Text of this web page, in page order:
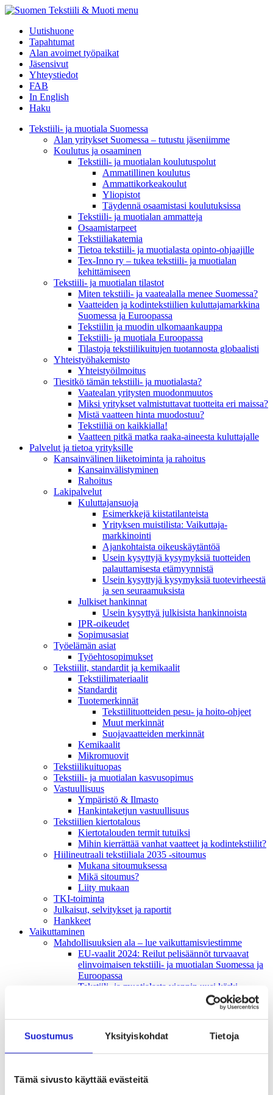
Suostumus Yksityiskohdat Tietoja
Tämä sivusto käyttää evästeitä
menu
Uutishuone
Tapahtumat
Alan avoimet työpaikat
Jäsensivut
Yhteystiedot
FAB
In English
Haku
Tekstiili- ja muotiala Suomessa
Alan yritykset Suomessa – tutustu jäseniimme
Koulutus ja osaaminen
Tekstiili- ja muotialan koulutuspolut
Ammatillinen koulutus
Ammattikorkeakoulut
Yliopistot
Täydennä osaamistasi koulutuksissa
Tekstiili- ja muotialan ammatteja
Osaamistarpeet
Tekstiiliakatemia
Tietoa tekstiili- ja muotialasta opinto-ohjaajille
Tex-Inno ry – tukea tekstiili- ja muotialan
kehittämiseen
Tekstiili- ja muotialan tilastot
Miten tekstiili- ja vaatealalla menee Suomessa?
Vaatteiden ja kodintekstiilien kuluttajamarkkina
Suomessa ja Euroopassa
Tekstiilin ja muodin ulkomaankauppa
Tekstiili- ja muotiala Euroopassa
Tilastoja tekstiilikuitujen tuotannosta globaalisti
Yhteistyö­hakemisto
Yhteistyöilmoitus
Tiesitkö tämän tekstiili- ja muotialasta?
Vaatealan yritysten muodonmuutos
Miksi yritykset valmistuttavat tuotteita eri maissa?
Mistä vaatteen hinta muodostuu?
Tekstiiliä on kaikkialla!
Vaatteen pitkä matka raaka-aineesta kuluttajalle
Palvelut ja tietoa yrityksille
Kansainvälinen liiketoiminta ja rahoitus
Kansain­välistyminen
Rahoitus
Lakipalvelut
Kuluttajansuoja
Esimerkkejä kiistatilanteista
Yrityksen muistilista: Vaikuttaja­
markkinointi
Ajankohtaista oikeuskäytäntöä
Usein kysyttyjä kysymyksiä tuotteiden
palauttamisesta etämyynnistä
Usein kysyttyjä kysymyksiä tuotevirheestä
ja sen seuraamuksista
Julkiset hankinnat
Usein kysyttyä julkisista hankinnoista
IPR-oikeudet
Sopimusasiat
Työelämän asiat
Työehto­sopimukset
Tekstiilit, standardit ja kemikaalit
Tekstiilimateriaalit
Standardit
Tuotemerkinnät
Tekstiilituotteiden pesu- ja hoito-ohjeet
Muut merkinnät
Suojavaatteiden merkinnät
Kemikaalit
Mikromuovit
Tekstiilikuitu­opas
Tekstiili- ja muotialan kasvusopimus
Vastuullisuus
Ympäristö & Ilmasto
Hankintaketjun vastuullisuus
Tekstiilien kiertotalous
Kiertotalouden termit tutuiksi
Mihin kierrättää vanhat vaatteet ja kodintekstiilit?
Hiilineutraali tekstiiliala 2035 -sitoumus
Mukana sitoumuksessa
Mikä sitoumus?
Liity mukaan
TKI-toiminta
Julkaisut, selvitykset ja raportit
Hankkeet
Vaikuttaminen
Mahdollisuuksien ala – lue vaikuttamis­viestimme
EU-vaalit 2024: Reilut pelisäännöt turvaavat
elinvoimaisen tekstiili- ja muotialan Suomessa ja
Euroopassa
Tekstiili- ja muotialasta viennin uusi kärki
Suomesta tekstiilialan kiertotalouden &
Tekstiili- ja muotiala tarvitsee monipuolista
osaamista
Tekstiiliala on tärkeä osa Suomen
huoltovarmuutta
siirtymään
EU-vaikuttaminen